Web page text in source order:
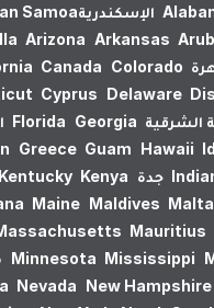
الإسكندرية‎Samoa
Arizona Arkansas
Canada Colorado
Cyprus Delaware
الشرقية Florida Georgia
Greece Guam Hawaii
جدة Kentucky Kenya
Maine Maldives Malta
Mauritius
Minnesota Mississippi
Nevada New Hampshire